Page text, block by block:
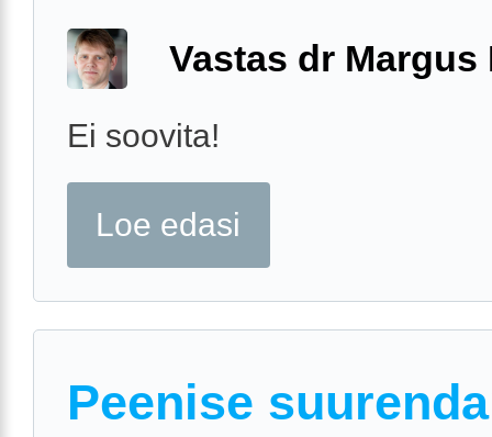
Vastas dr Margus
Ei soovita!
Loe edasi
Peenise